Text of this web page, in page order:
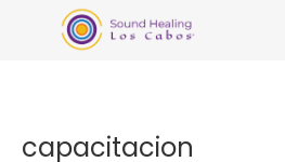
capacitacion